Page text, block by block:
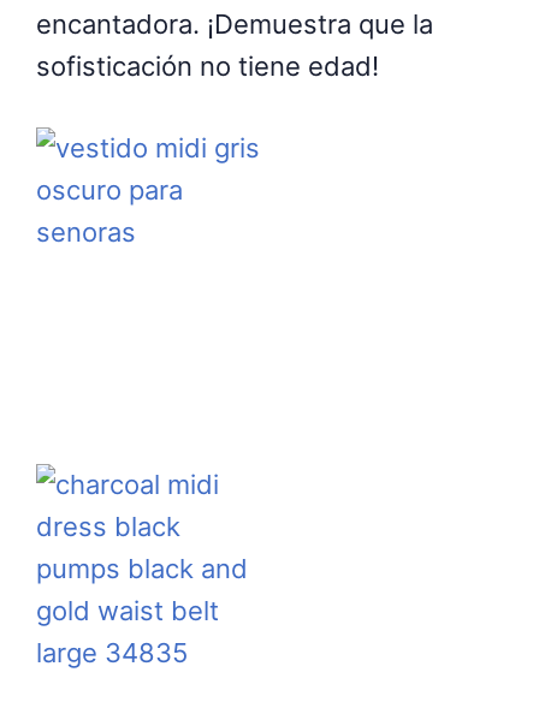
encantadora. ¡Demuestra que la
sofisticación no tiene edad!